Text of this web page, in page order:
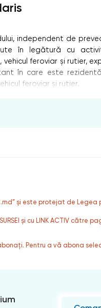
independent de
în legătură cu
feroviar şi rutier,
în care este
feroviar şi rutier.
și este protejat de
și cu LINK ACTIV către
Pentru a vă abona